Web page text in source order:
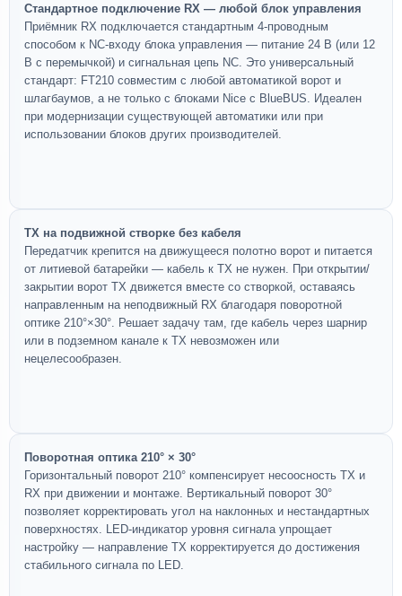
Стандартное подключение RX — любой блок управления
Приёмник RX подключается стандартным 4-проводным
способом к NC-входу блока управления — питание 24 В (или 12
В с перемычкой) и сигнальная цепь NC. Это универсальный
стандарт: FT210 совместим с любой автоматикой ворот и
шлагбаумов, а не только с блоками Nice с BlueBUS. Идеален
при модернизации существующей автоматики или при
использовании блоков других производителей.
TX на подвижной створке без кабеля
Передатчик крепится на движущееся полотно ворот и питается
от литиевой батарейки — кабель к TX не нужен. При открытии/
закрытии ворот TX движется вместе со створкой, оставаясь
направленным на неподвижный RX благодаря поворотной
оптике 210°×30°. Решает задачу там, где кабель через шарнир
или в подземном канале к TX невозможен или
нецелесообразен.
Поворотная оптика 210° × 30°
Горизонтальный поворот 210° компенсирует несоосность TX и
RX при движении и монтаже. Вертикальный поворот 30°
позволяет корректировать угол на наклонных и нестандартных
поверхностях. LED-индикатор уровня сигнала упрощает
настройку — направление TX корректируется до достижения
стабильного сигнала по LED.